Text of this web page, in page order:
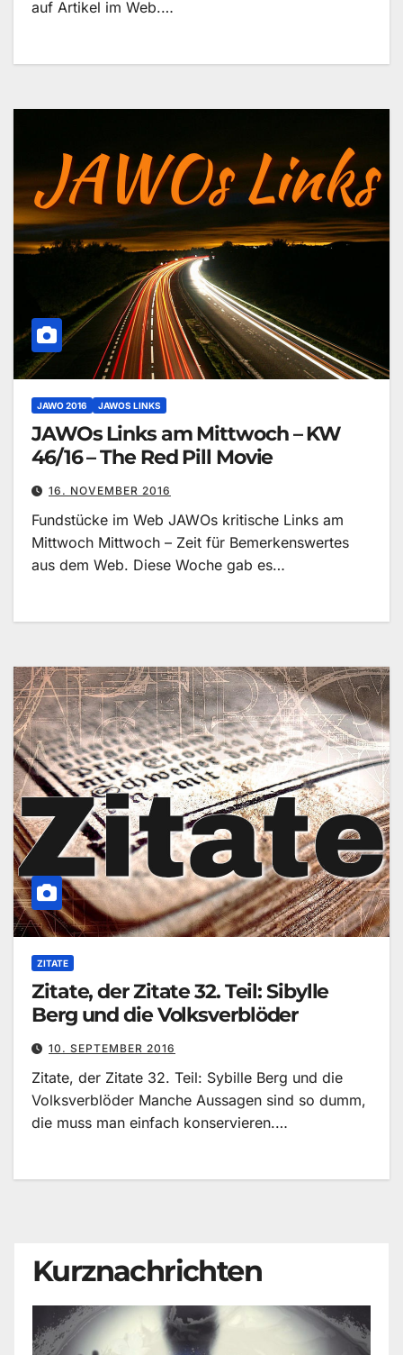
auf Artikel im Web.…
JAWO 2016 JAWOS LINKS
JAWOs Links am Mittwoch – KW
46/16 – The Red Pill Movie
16. NOVEMBER 2016
Fundstücke im Web JAWOs kritische Links am
Mittwoch Mittwoch – Zeit für Bemerkenswertes
aus dem Web. Diese Woche gab es…
ZITATE
Zitate, der Zitate 32. Teil: Sibylle
Berg und die Volksverblöder
10. SEPTEMBER 2016
Zitate, der Zitate 32. Teil: Sybille Berg und die
Volksverblöder Manche Aussagen sind so dumm,
die muss man einfach konservieren.…
Kurznachrichten